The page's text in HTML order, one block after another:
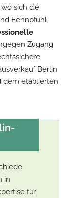
sich die
Fennpfuhl
Zugang
Berlin
dem etablierten
in
für